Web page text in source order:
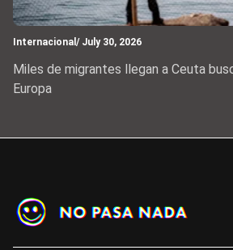
Internacional / July 30, 2026
Miles de migrantes llegan a Ceuta
Europa